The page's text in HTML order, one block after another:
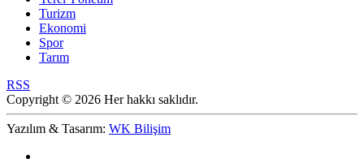
Turizm
Ekonomi
Spor
Tarım
RSS
Copyright © 2026 Her hakkı saklıdır.
Yazılım & Tasarım: WK Bilişim